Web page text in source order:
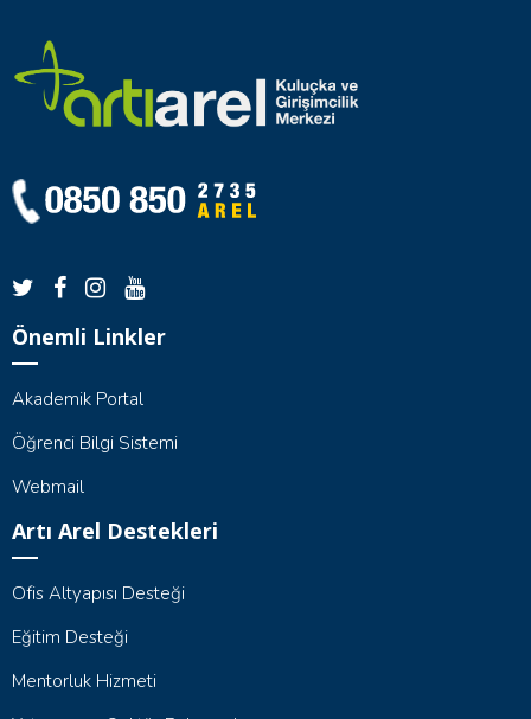
Önemli Linkler
Akademik Portal
Öğrenci Bilgi Sistemi
Webmail
Artı Arel Destekleri
Ofis Altyapısı Desteği
Eğitim Desteği
Mentorluk Hizmeti